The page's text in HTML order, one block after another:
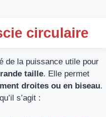
circulaire
de la puissance utile pour
taille. Elle permet
droites ou en biseau.
s’agit :